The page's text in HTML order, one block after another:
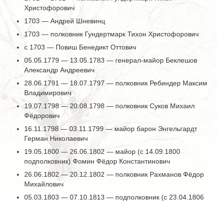
Христофорович
1703 — Андрей Шневинц
1703 — полковник Гундертмарк Тихон Христофорович
с 1703 — Повиш Бенедикт Оттович
05.05.1779 — 13.05.1783 — генерал-майор Беклешов
Александр Андреевич
28.06.1791 — 18.07.1797 — полковник Ребиндер Максим
Владимирович
19.07.1798 — 20.08.1798 — полковник Суков Михаил
Фёдорович
16.11.1798 — 03.11.1799 — майор барон Энгельгардт
Герман Николаевич
19.05.1800 — 26.06.1802 — майор (с 14.09.1800
подполковник) Фомин Фёдор Константинович
26.06.1802 — 20.12.1802 — полковник Рахманов Фёдор
Михайлович
05.03.1803 — 07.10.1813 — подполковник (с 23.04.1806